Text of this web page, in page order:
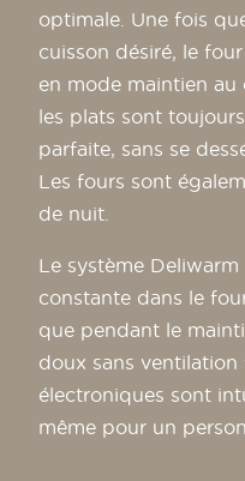
optimale. Une fois
cuisson désiré, le
en mode maintien
les plats sont
parfaite, sans se
Les fours sont
de nuit.
Le système
constante dans le
que pendant le
doux sans ventilation
électroniques sont
même pour un